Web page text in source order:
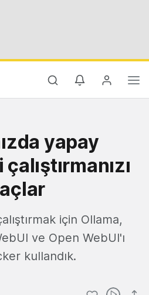
yapay
için Ollama,
ve Open WebUI'ı
kullandık.